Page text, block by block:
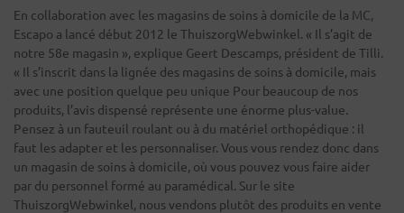
En collaboration avec les magasins de soins à domicile de la MC,
Escapo a lancé début 2012 le ThuiszorgWebwinkel. « Il s’agit de
notre 58e magasin », explique Geert Descamps, président de Tilli.
« Il s’inscrit dans la lignée des magasins de soins à domicile, mais
avec une position quelque peu unique Pour beaucoup de nos
produits, l’avis dispensé représente une énorme plus-value.
Pensez à un fauteuil roulant ou à du matériel orthopédique : il
faut les adapter et les personnaliser. Vous vous rendez donc dans
un magasin de soins à domicile, où vous pouvez vous faire aider
par du personnel formé au paramédical. Sur le site
ThuiszorgWebwinkel, nous vendons plutôt des produits en vente